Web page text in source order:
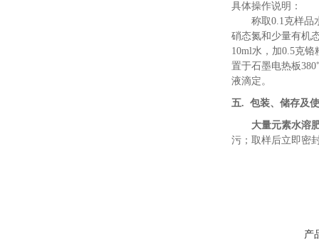
具体操作说明 ：
称取0.1克样品
硝态氮和少量有机
10ml水，加0.5克
置于石墨电热板
液滴定。
五. 包装、储存及
大量元素水溶
污； 取样后立即密
产